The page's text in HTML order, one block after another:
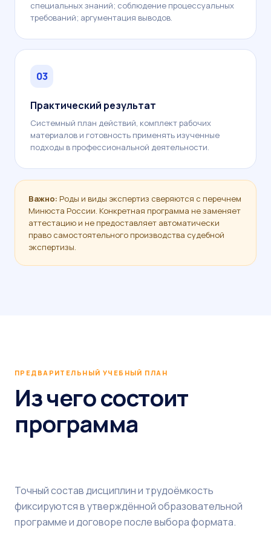
специальных знаний; соблюдение процессуальных
требований; аргументация выводов.
03
Практический результат
Системный план действий, комплект рабочих
материалов и готовность применять изученные
подходы в профессиональной деятельности.
Важно: Роды и виды экспертиз сверяются с перечнем
Минюста России. Конкретная программа не заменяет
аттестацию и не предоставляет автоматически
право самостоятельного производства судебной
экспертизы.
ПРЕДВАРИТЕЛЬНЫЙ УЧЕБНЫЙ ПЛАН
Из чего состоит
программа
Точный состав дисциплин и трудоёмкость
фиксируются в утверждённой образовательной
программе и договоре после выбора формата.